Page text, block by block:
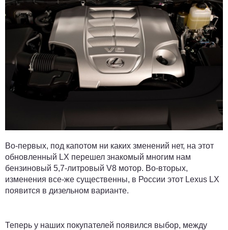
Во-первых, под капотом ни каких зменений нет, на этот
обновленный LX перешел знакомый многим нам
бензиновый 5,7-литровый V8 мотор. Во-вторых,
изменения все-же существенны, в России этот Lexus LX
появится в дизельном варианте.
Теперь у наших покупателей появился выбор, между